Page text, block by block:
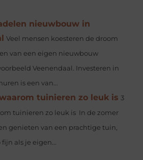
nieuwbouw in
Veel mensen koesteren de droom
van een eigen nieuwbouw
Veenendaal. Investeren in
is een van...
tuinieren zo leuk is 3
tuinieren zo leuk is In de zomer
genieten van een prachtige tuin,
als je eigen...